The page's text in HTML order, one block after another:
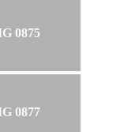
0875
0877